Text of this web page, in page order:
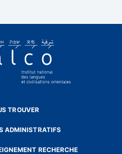
TROUVER
ADMINISTRATIFS
RECHERCHE